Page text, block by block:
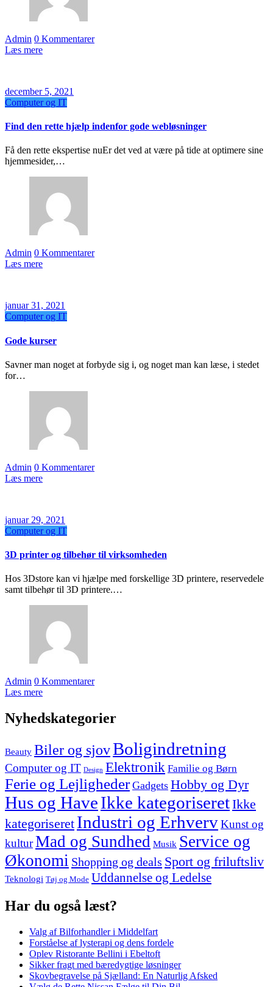
Admin 0 Kommentarer
Læs mere
december 5, 2021
Computer og IT
Find den rette hjælp indenfor gode webløsninger
Få den rette ekspertise nuEr det ved at være på tide at optimere sine
hjemmesider,…
Admin 0 Kommentarer
Læs mere
januar 31, 2021
Computer og IT
Gode kurser
Savner man noget at forbyde sig i, og noget man kan læse, i stedet
for…
Admin 0 Kommentarer
Læs mere
januar 29, 2021
Computer og IT
3D printer og tilbehør til virksomheden
Hos 3Dstore kan vi hjælpe med forskellige 3D printere, reservedele
samt tilbehør til 3D printere.…
Admin 0 Kommentarer
Læs mere
Nyhedskategorier
Beauty Biler og sjovBoligindretning
Computer og IT Design Elektronik Familie og Børn
Ferie og Lejligheder Gadgets Hobby og Dyr
Hus og HaveIkke kategoriseretIkke
kategoriseret Industri og ErhvervKunst og
kulturMad og Sundhed Musik Service og
Økonomi Shopping og deals Sport og friluftsliv
Teknologi Tøj og Mode Uddannelse og Ledelse
Har du også læst?
Valg af Bilforhandler i Middelfart
Forståelse af lysterapi og dens fordele
Oplev Ristorante Bellini i Ebeltoft
Sikker fragt med bæredygtige løsninger
Skovbegravelse på Sjælland: En Naturlig Afsked